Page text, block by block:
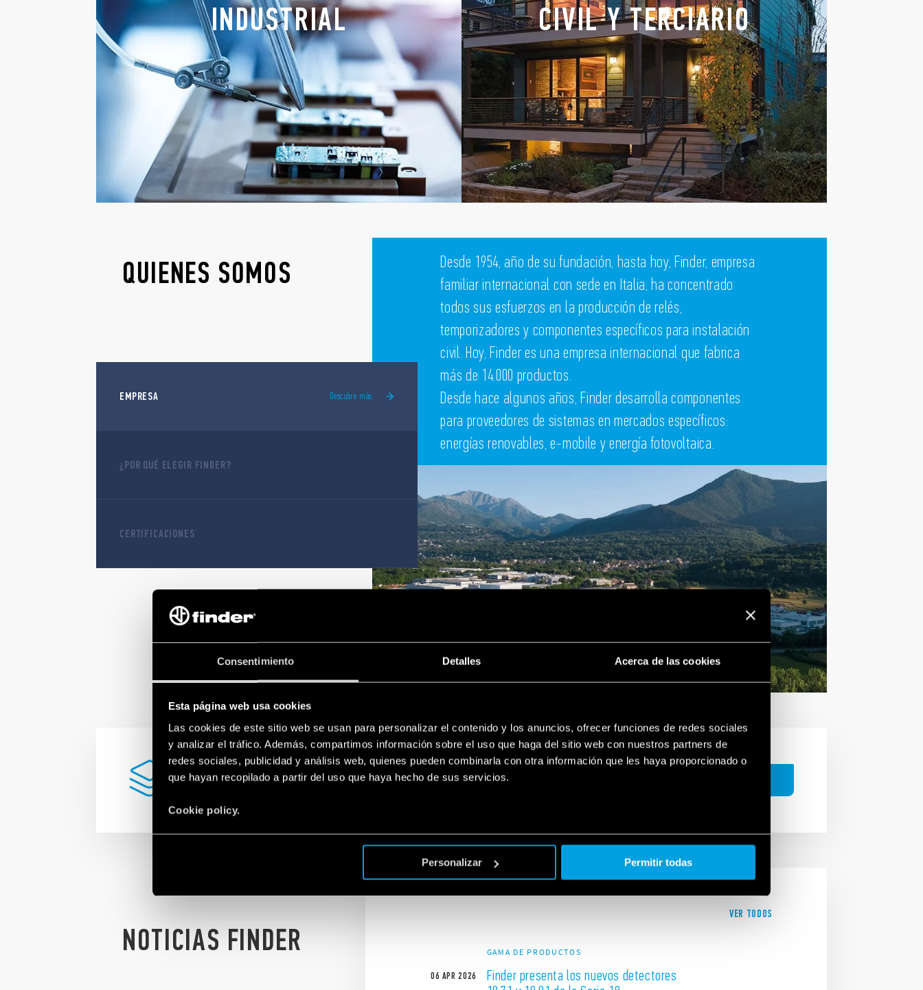
Consentimiento Detalles Acerca de las cookies
Esta página web usa cookies
Las cookies de este sitio web se usan para personalizar el contenido y los anuncios, ofrecer funciones de redes sociales
y analizar el tráfico. Además, compartimos información sobre el uso que haga del sitio web con nuestros partners de
redes sociales, publicidad y análisis web, quienes pueden combinarla con otra información que les haya proporcionado o
que hayan recopilado a partir del uso que haya hecho de sus servicios.
Cookie policy.
Personalizar Permitir todas
INDUSTRIAL CIVIL Y TERCIARIO
QUIENES SOMOS
EMPRESA Descubre más
¿POR QUÉ ELEGIR FINDER?
CERTIFICACIONES
Desde 1954, año de su fundación, hasta hoy, Finder, empresa
familiar internacional con sede en Italia, ha concentrado
todos sus esfuerzos en la producción de relés,
temporizadores y componentes específicos para instalación
civil. Hoy, Finder es una empresa internacional que fabrica
más de 14.000 productos.
Desde hace algunos años, Finder desarrolla componentes
para proveedores de sistemas en mercados específicos:
energías renovables, e-mobile y energía fotovoltaica.
¿ESTÁ BUSCANDO UN
PRODUCTO
ESPECÍFICO?
Encuentra el producto y la solución Finder más
NOTICIAS FINDER
VER TODOS
06 APR 2026
GAMA DE PRODUCTOS
Finder presenta los nuevos detectores